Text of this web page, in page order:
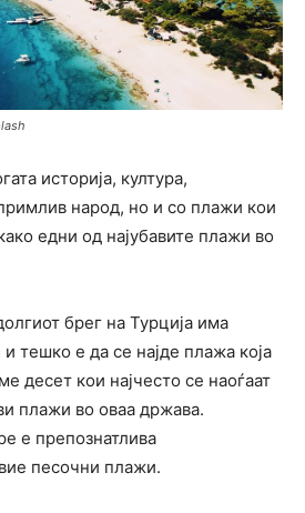
историја, култура,
народ, но и со плажи кои
едни од најубавите плажи во
брег на Турција има
тешко е да се најде плажа која
десет кои најчесто се наоѓаат
плажи во оваа држава.
е препознатлива
песочни плажи.